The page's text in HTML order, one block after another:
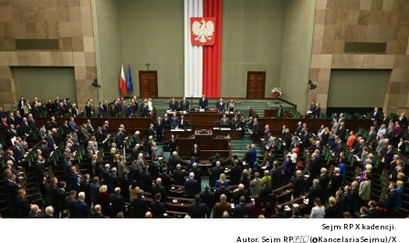
Sejm RP X kadencji.
Autor. Sejm RP🇵🇱 (@KancelariaSejmu)/X